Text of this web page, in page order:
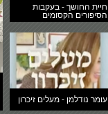
חיית החושך - בעקבות
הסיפורים הקסומים
עומר נודלמן - מעלים זיכרון